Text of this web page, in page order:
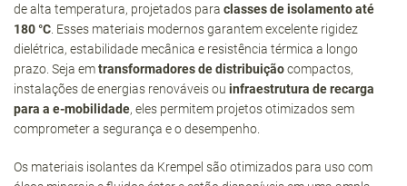
de alta temperatura, projetados para classes de isolamento até
180 °C . Esses materiais modernos garantem excelente rigidez
dielétrica, estabilidade mecânica e resistência térmica a longo
prazo. Seja emtransformadores de distribuiçãocompactos,
instalações de energias renováveis ou infraestrutura de recarga
para a e-mobilidade, eles permitem projetos otimizados sem
comprometer a segurança e o desempenho.
Os materiais isolantes da Krempel são otimizados para uso com